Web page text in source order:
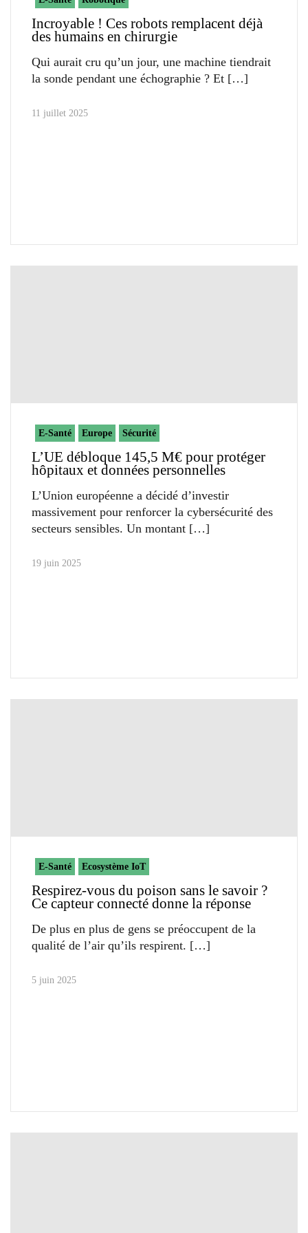
Incroyable ! Ces robots remplacent déjà
des humains en chirurgie
Qui aurait cru qu’un jour, une machine tiendrait
la sonde pendant une échographie ? Et
11 juillet 2025
E-Santé Europe Sécurité
L’UE débloque 145,5 M€ pour protéger
hôpitaux et données personnelles
L’Union européenne a décidé d’investir
massivement pour renforcer la cybersécurité des
secteurs sensibles. Un montant
19 juin 2025
E-Santé Ecosystème IoT
Respirez-vous du poison sans le savoir ?
Ce capteur connecté donne la réponse
De plus en plus de gens se préoccupent de la
qualité de l’air qu’ils respirent.
5 juin 2025